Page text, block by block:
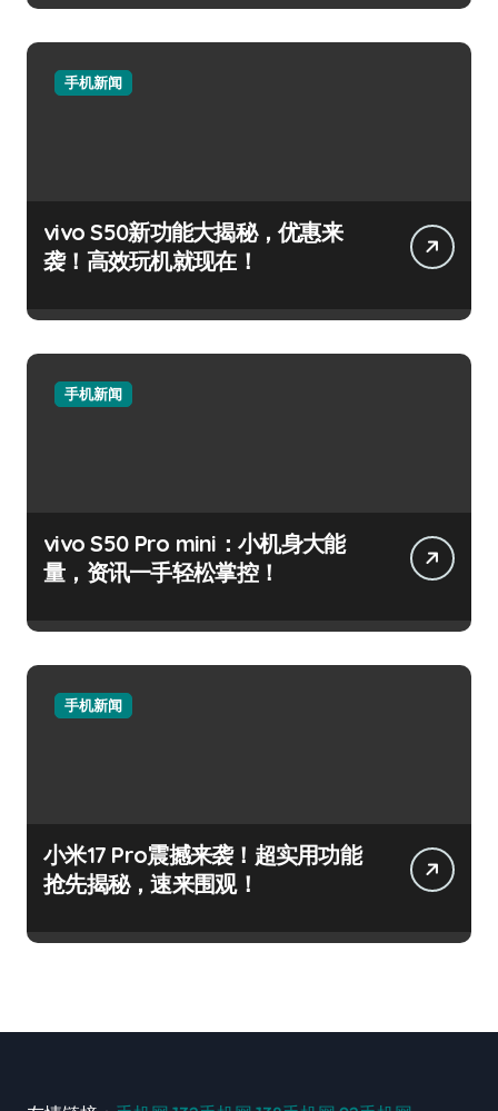
手机新闻
vivo S50新功能大揭秘，优惠来
袭！高效玩机就现在！
手机新闻
vivo S50 Pro mini：小机身大能
量，资讯一手轻松掌控！
手机新闻
小米17 Pro震撼来袭！超实用功能
抢先揭秘，速来围观！